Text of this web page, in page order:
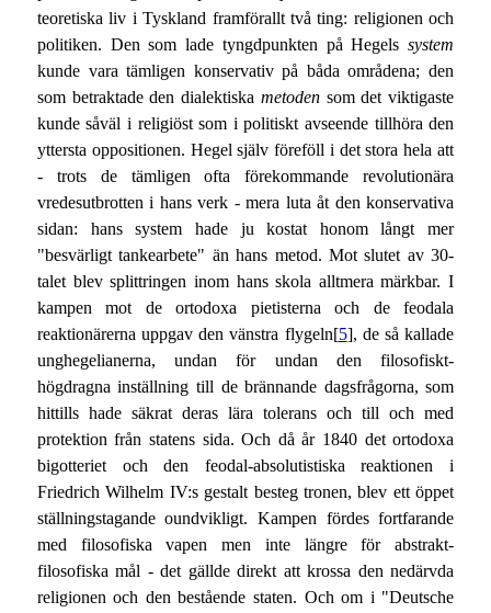
teoretiska liv i Tyskland framförallt två ting: religionen och
politiken. Den som lade tyngdpunkten på Hegelssystem
kunde vara tämligen konservativ på båda områdena; den
som betraktade den dialektiska metodensom det viktigaste
kunde såväl i religiöst som i politiskt avseende tillhöra den
yttersta oppositionen. Hegel själv föreföll i det stora hela att
- trots de tämligen ofta förekommande revolutionära
vredesutbrotten i hans verk - mera luta åt den konservativa
sidan: hans system hade ju kostat honom långt mer
"besvärligt tankearbete" än hans metod. Mot slutet av 30-
talet blev splittringen inom hans skola alltmera märkbar. I
kampen mot de ortodoxa pietisterna och de feodala
reaktionärerna uppgav den vänstra flygeln[5], de så kallade
unghegelianerna, undan för undan den filosofiskt-
högdragna inställning till de brännande dagsfrågorna, som
hittills hade säkrat deras lära tolerans och till och med
protektion från statens sida. Och då år 1840 det ortodoxa
bigotteriet och den feodal-absolutistiska reaktionen i
Friedrich Wilhelm IV:s gestalt besteg tronen, blev ett öppet
ställningstagande oundvikligt. Kampen fördes fortfarande
med filosofiska vapen men inte längre för abstrakt-
filosofiska mål - det gällde direkt att krossa den nedärvda
religionen och den bestående staten. Och om i "Deutsche